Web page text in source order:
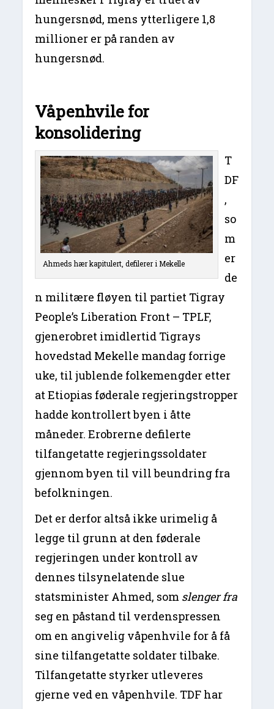
hungersnød, mens ytterligere 1,8
millioner er på randen av
hungersnød.
Våpenhvile for
konsolidering
Ahmeds hær kapitulert, defilerer i Mekelle
T
DF
,
so
m
er
de
n militære fløyen til partiet Tigray
People’s Liberation Front – TPLF,
gjenerobret imidlertid Tigrays
hovedstad Mekelle mandag forrige
uke, til jublende folkemengder etter
at Etiopias føderale regjeringstropper
hadde kontrollert byen i åtte
måneder. Erobrerne defilerte
tilfangetatte regjeringssoldater
gjennom byen til vill beundring fra
befolkningen.
Det er derfor altså ikke urimelig å
legge til grunn at den føderale
regjeringen under kontroll av
dennes tilsynelatende slue
statsminister Ahmed, som slenger fra
seg en påstand til verdenspressen
om en angivelig våpenhvile for å få
sine tilfangetatte soldater tilbake.
Tilfangetatte styrker utleveres
gjerne ved en våpenhvile. TDF har